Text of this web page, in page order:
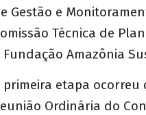
Gestão e
Técnica de
Fundação Amazônia
primeira etapa ocorreu
Ordinária do